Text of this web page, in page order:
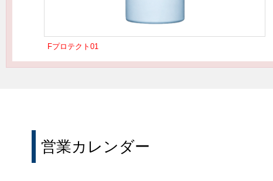
Fプロテクト01
営業カレンダー